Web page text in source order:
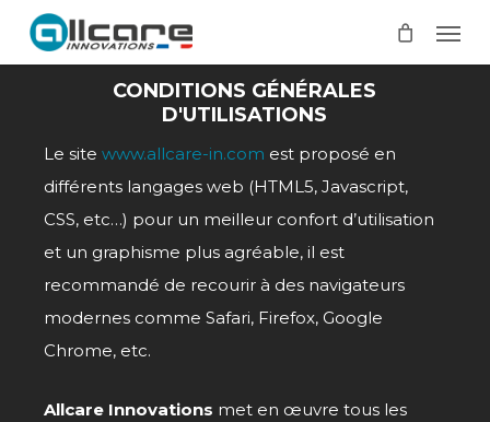
CONDITIONS GÉNÉRALES
D'UTILISATIONS
Le sitewww.allcare-in.com est proposé en
différents langages web (HTML5, Javascript,
CSS, etc…) pour un meilleur confort d’utilisation
et un graphisme plus agréable, il est
recommandé de recourir à des navigateurs
modernes comme Safari, Firefox, Google
Chrome, etc.
Allcare Innovations met en œuvre tous les